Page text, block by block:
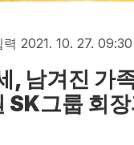
2021. 10. 27.
, 남겨진 가
SK그룹 회